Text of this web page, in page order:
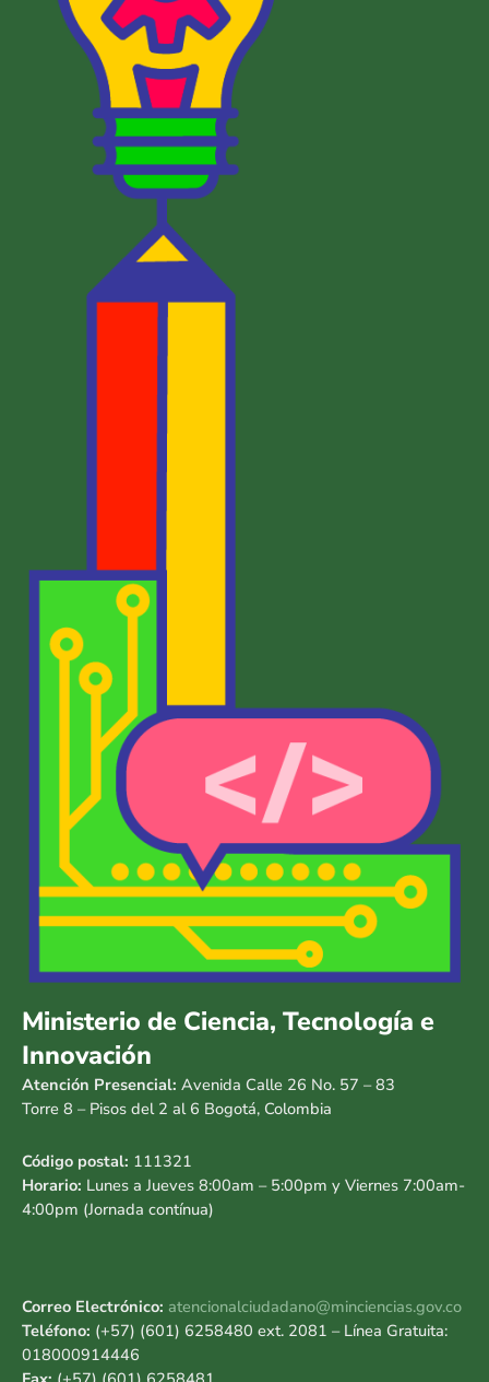
Ministerio de Ciencia, Tecnología e
Innovación
Atención Presencial: Avenida Calle 26 No. 57 – 83
Torre 8 – Pisos del 2 al 6 Bogotá, Colombia
Código postal: 111321
Horario: Lunes a Jueves 8:00am – 5:00pm y Viernes 7:00am-
4:00pm (Jornada contínua)
Correo Electrónico: atencionalciudadano@minciencias.gov.co
Teléfono: (+57) (601) 6258480 ext. 2081 – Línea Gratuita:
018000914446